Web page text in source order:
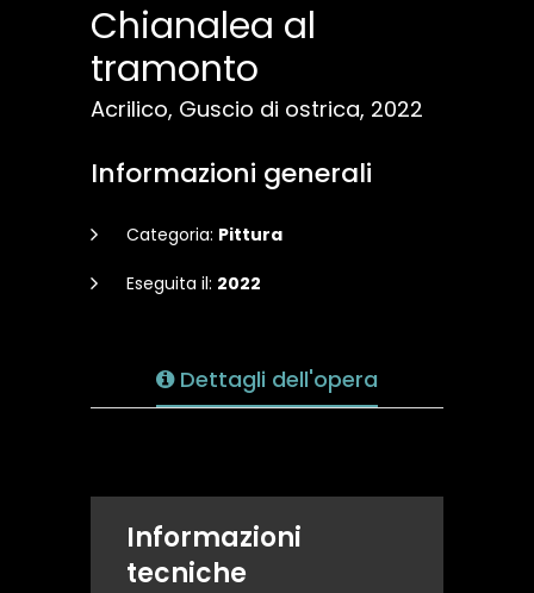
Chianalea al
tramonto
Acrilico, Guscio di ostrica, 2022
Informazioni generali
Categoria: Pittura
Eseguita il: 2022
Dettagli dell'opera
Informazioni
tecniche